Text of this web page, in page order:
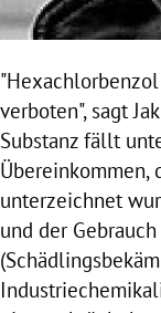
verboten", sagt
Substanz fällt
Übereinkommen,
unterzeichnet
und der